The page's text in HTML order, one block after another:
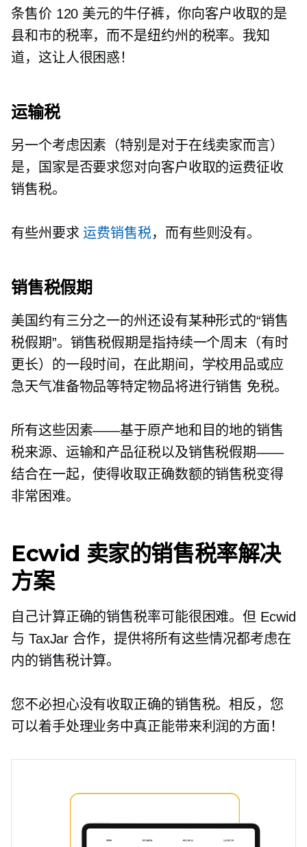
条售价 120 美元的牛仔裤，你向客户收取的是
县和市的税率，而不是纽约州的税率。我知
道，这让人很困惑！
运输税
另一个考虑因素（特别是对于在线卖家而言）
是，国家是否要求您对向客户收取的运费征收
销售税。
有些州要求运费销售税，而有些则没有。
销售税假期
美国约有三分之一的州还设有某种形式的“销售
税假期”。销售税假期是指持续一个周末（有时
更长）的一段时间，在此期间，学校用品或应
急天气准备物品等特定物品将进行销售 免税。
所有这些因素——基于原产地和目的地的销售
税来源、运输和产品征税以及销售税假期——
结合在一起，使得收取正确数额的销售税变得
非常困难。
Ecwid 卖家的销售税率解决
方案
自己计算正确的销售税率可能很困难。但 Ecwid
与 TaxJar 合作，提供将所有这些情况都考虑在
内的销售税计算。
您不必担心没有收取正确的销售税。相反，您
可以着手处理业务中真正能带来利润的方面！